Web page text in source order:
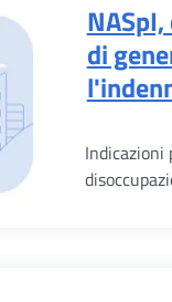
di
Indicazioni